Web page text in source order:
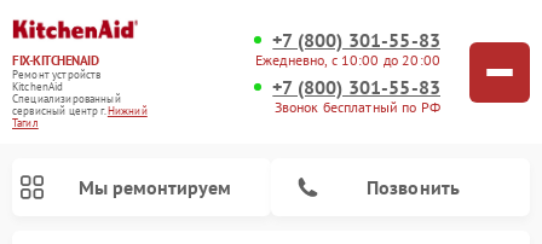
FIX-KITCHENAID
Ремонт устройств
KitchenAid
Специализированный
cервисный центр г.Нижний
Тагил
+7 (800) 301-55-83
Ежедневно, с 10:00 до 20:00
+7 (800) 301-55-83
Звонок бесплатный по РФ
Мы ремонтируем Позвонить